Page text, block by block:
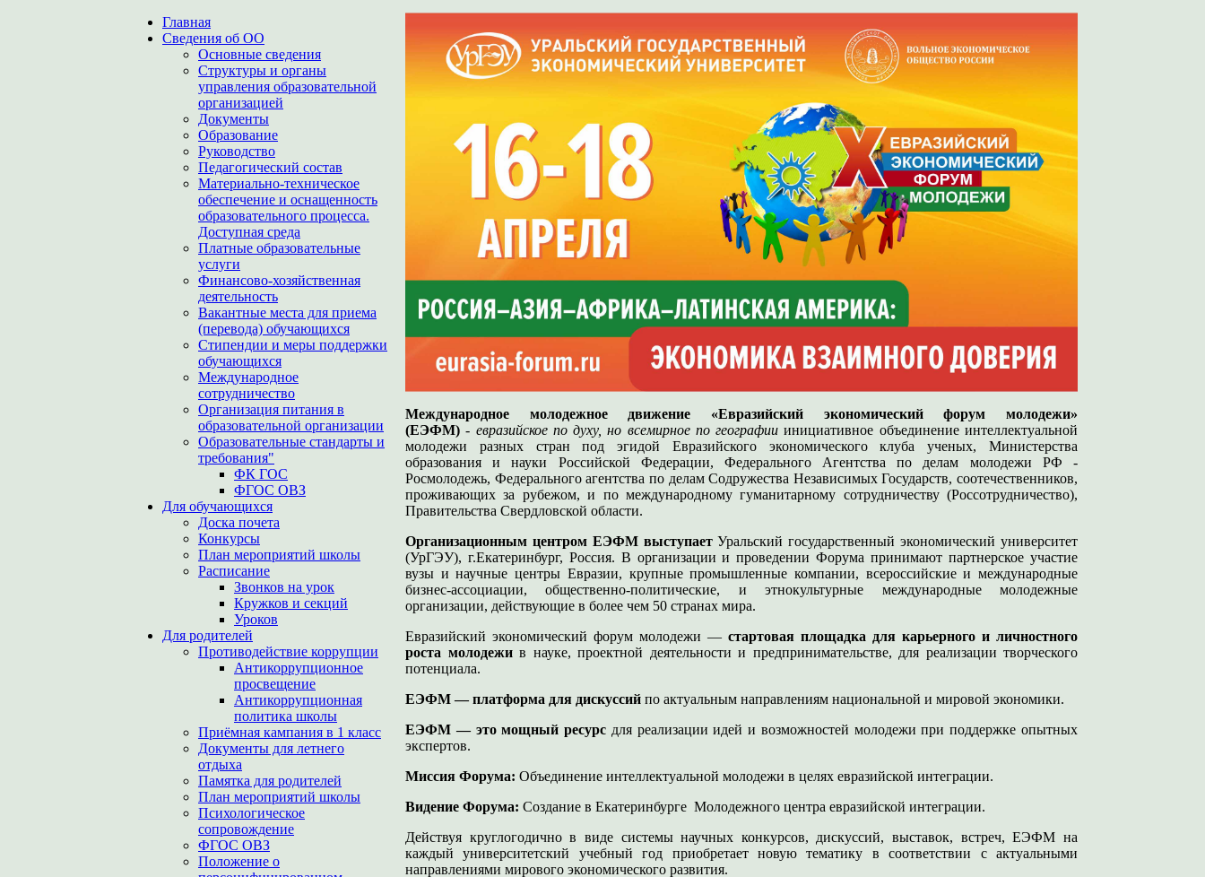
Главная
Сведения об ОО
Основные сведения
Структуры и органы
управления образовательной
организацией
Документы
Образование
Руководство
Педагогический состав
Материально-техническое
обеспечение и оснащенность
образовательного процесса.
Доступная среда
Платные образовательные
услуги
Финансово-хозяйственная
деятельность
Вакантные места для приема
(перевода) обучающихся
Стипендии и меры поддержки
обучающихся
Международное
сотрудничество
Организация питания в
образовательной организации
Образовательные стандарты и
требования"
ФК ГОС
ФГОС ОВЗ
Для обучающихся
Доска почета
Конкурсы
План мероприятий школы
Расписание
Звонков на урок
Кружков и секций
Уроков
Для родителей
Противодействие коррупции
Антикоррупционное
просвещение
Антикоррупционная
политика школы
Приёмная кампания в 1 класс
Документы для летнего
отдыха
Памятка для родителей
План мероприятий школы
Психологическое
сопровождение
ФГОС ОВЗ
Положение о
Международное молодежное движение «Евразийский экономический форум молодежи»
(ЕЭФМ) - евразийское по духу, но всемирное по географии инициативное объединение интеллектуальной
молодежи разных стран под эгидой Евразийского экономического клуба ученых, Министерства
образования и науки Российской Федерации, Федерального Агентства по делам молодежи РФ -
Росмолодежь, Федерального агентства по делам Содружества Независимых Государств, соотечественников,
проживающих за рубежом, и по международному гуманитарному сотрудничеству (Россотрудничество),
Правительства Свердловской области.
Организационным центром ЕЭФМ выступаетУральский государственный экономический университет
(УрГЭУ), г.Екатеринбург, Россия. В организации и проведении Форума принимают партнерское участие
вузы и научные центры Евразии, крупные промышленные компании, всероссийские и международные
бизнес-ассоциации, общественно-политические, и этнокультурные международные молодежные
организации, действующие в более чем 50 странах мира.
Евразийский экономический форум молодежи — стартовая площадка для карьерного и личностного
роста молодежив науке, проектной деятельности и предпринимательстве, для реализации творческого
потенциала.
ЕЭФМ — платформа для дискуссий по актуальным направлениям национальной и мировой экономики.
ЕЭФМ — это мощный ресурс для реализации идей и возможностей молодежи при поддержке опытных
экспертов.
Миссия Форума: Объединение интеллектуальной молодежи в целях евразийской интеграции.
Видение Форума: Создание в Екатеринбурге Молодежного центра евразийской интеграции.
Действуя круглогодично в виде системы научных конкурсов, дискуссий, выставок, встреч, ЕЭФМ на
каждый университетский учебный год приобретает новую тематику в соответствии с актуальными
направлениями мирового экономического развития.